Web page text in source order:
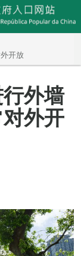
开放
外墙
外开